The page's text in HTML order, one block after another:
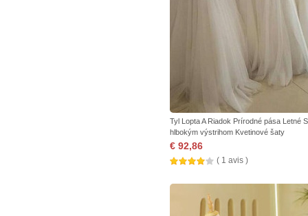
Tyl Lopta A Riadok Prírodné pása Letné S
hlbokým výstrihom Kvetinové šaty
€ 92,86
( 1 avis )